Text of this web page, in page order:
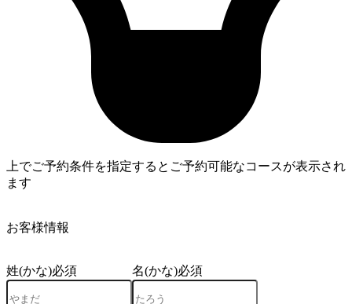
上でご予約条件を指定するとご予約可能なコースが表示され
ます
お客様情報
姓(かな)必須 名(かな)必須